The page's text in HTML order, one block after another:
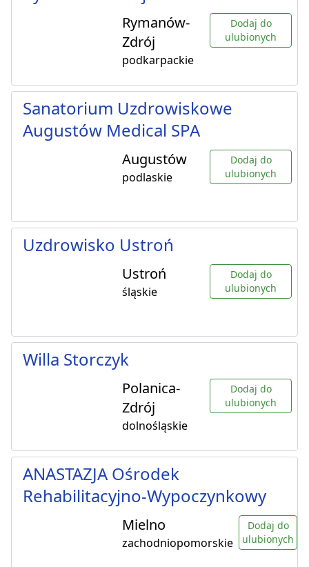
Rymanów-
Zdrój
podkarpackie
Dodaj do
ulubionych
Sanatorium Uzdrowiskowe
Augustów Medical SPA
Augustów
podlaskie
Dodaj do
ulubionych
Uzdrowisko Ustroń
Ustroń
śląskie
Dodaj do
ulubionych
Willa Storczyk
Polanica-
Zdrój
dolnośląskie
Dodaj do
ulubionych
ANASTAZJA Ośrodek
Rehabilitacyjno-Wypoczynkowy
Mielno
zachodniopomorskie
Dodaj do
ulubionych